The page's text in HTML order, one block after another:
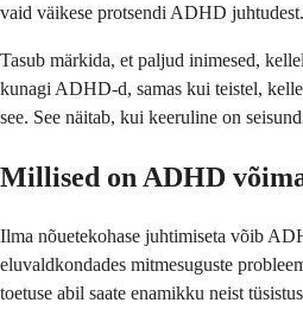
vaid väikese protsendi ADHD juhtudest.
Tasub märkida, et paljud inimesed,
kunagi ADHD-d, samas kui teistel,
see. See näitab, kui keeruline on
Millised on ADHD
Ilma nõuetekohase juhtimiseta võib
eluvaldkondades mitmesuguste
toetuse abil saate enamikku neist